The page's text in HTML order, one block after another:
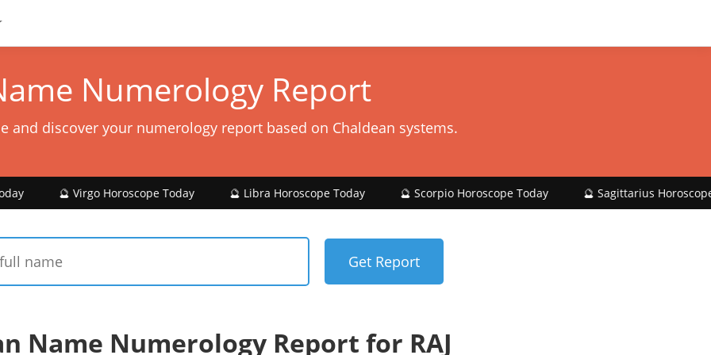
Numerology Report
and discover your numerology report based on Chaldean systems.
Horoscope Today 🔮 Libra Horoscope Today 🔮 Scorpio Horoscope Today 🔮 Sagittarius Horoscope Today
Name Numerology Report for RAJ